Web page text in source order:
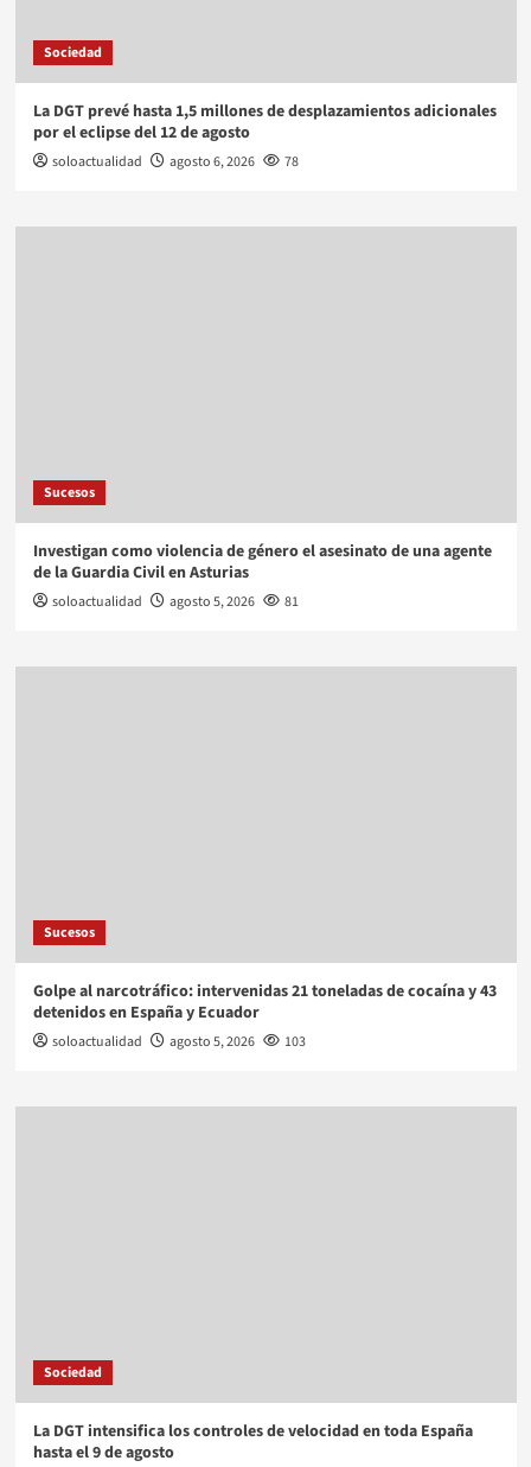
Sociedad
La DGT prevé hasta 1,5 millones de desplazamientos adicionales
por el eclipse del 12 de agosto
soloactualidad agosto 6, 2026 78
Sucesos
Investigan como violencia de género el asesinato de una agente
de la Guardia Civil en Asturias
soloactualidad agosto 5, 2026 81
Sucesos
Golpe al narcotráfico: intervenidas 21 toneladas de cocaína y 43
detenidos en España y Ecuador
soloactualidad agosto 5, 2026 103
Sociedad
La DGT intensifica los controles de velocidad en toda España
hasta el 9 de agosto